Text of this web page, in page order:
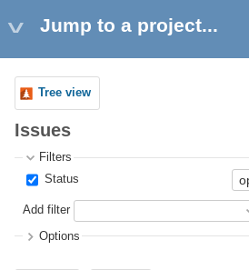
Jump to a project...
Tree view
Issues
Filters
Status
Add filter
Options